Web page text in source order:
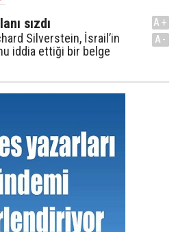
sızdı
Silverstein, İsrail’in
iddia ettiği bir belge
A+
A-